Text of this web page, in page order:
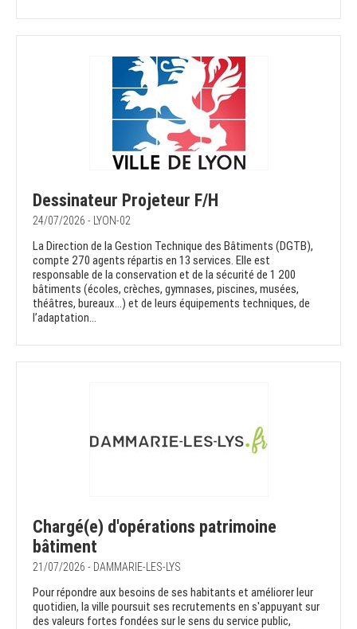
Dessinateur Projeteur F/H
24/07/2026 - LYON-02
La Direction de la Gestion Technique des Bâtiments (DGTB),
compte 270 agents répartis en 13 services. Elle est
responsable de la conservation et de la sécurité de 1 200
bâtiments (écoles, crèches, gymnases, piscines, musées,
théâtres, bureaux…) et de leurs équipements techniques, de
l’adaptation...
Chargé(e) d'opérations patrimoine
bâtiment
21/07/2026 - DAMMARIE-LES-LYS
Pour répondre aux besoins de ses habitants et améliorer leur
quotidien, la ville poursuit ses recrutements en s'appuyant sur
des valeurs fortes fondées sur le sens du service public,